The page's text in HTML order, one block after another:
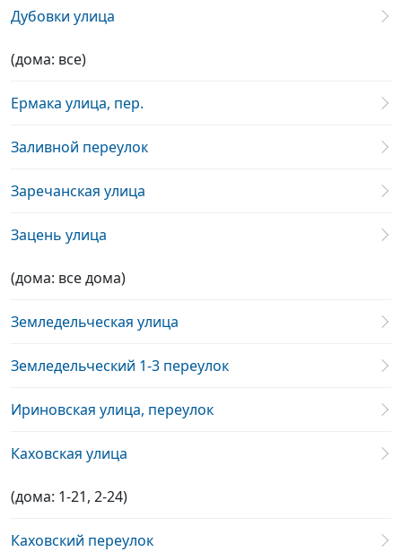
Дубовки улица
(дома: все)
Ермака улица, пер.
Заливной переулок
Заречанская улица
Зацень улица
(дома: все дома)
Земледельческая улица
Земледельческий 1-3 переулок
Ириновская улица, переулок
Каховская улица
(дома: 1-21, 2-24)
Каховский переулок